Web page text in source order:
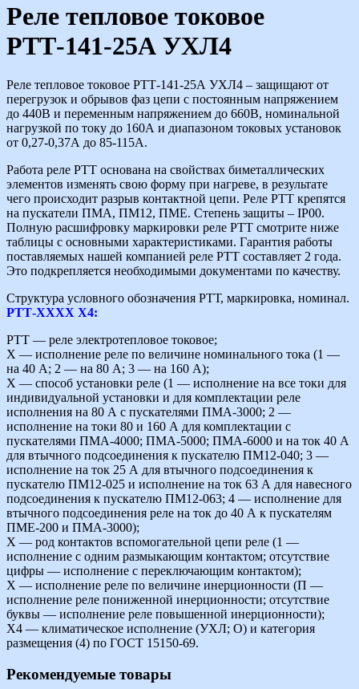
Реле тепловое токовое
РТТ-141-25А УХЛ4
Реле тепловое токовое РТТ-141-25А УХЛ4 – защищают от
перегрузок и обрывов фаз цепи c постоянным напряжением
до 440В и переменным напряжением до 660В, номинальной
нагрузкой по току до 160А и диапазоном токовых установок
от 0,27-0,37А до 85-115А.
Работа реле РТТ основана на свойствах биметаллических
элементов изменять свою форму при нагреве, в результате
чего происходит разрыв контактной цепи. Реле РТТ крепятся
на пускатели ПМА, ПМ12, ПМЕ. Степень защиты – IP00.
Полную расшифровку маркировки реле РТТ смотрите ниже
таблицы с основными характеристиками. Гарантия работы
поставляемых нашей компанией реле РТТ составляет 2 года.
Это подкрепляется необходимыми документами по качеству.
Структура условного обозначения РТТ, маркировка, номинал.
РТТ-ХХХХ Х4:
РТТ — реле электротепловое токовое;
Х — исполнение реле по величине номинального тока (1 —
на 40 А; 2 — на 80 А; 3 — на 160 А);
Х — способ установки реле (1 — исполнение на все токи для
индивидуальной установки и для комплектации реле
исполнения на 80 А с пускателями ПМА-3000; 2 —
исполнение на токи 80 и 160 А для комплектации с
пускателями ПМА-4000; ПМА-5000; ПМА-6000 и на ток 40 А
для втычного подсоединения к пускателю ПМ12-040; 3 —
исполнение на ток 25 А для втычного подсоединения к
пускателю ПМ12-025 и исполнение на ток 63 А для навесного
подсоединения к пускателю ПМ12-063; 4 — исполнение для
втычного подсоединения реле на ток до 40 А к пускателям
ПМЕ-200 и ПМА-3000);
Х — род контактов вспомогательной цепи реле (1 —
исполнение с одним размыкающим контактом; отсутствие
цифры — исполнение с переключающим контактом);
Х — исполнение реле по величине инерционности (П —
исполнение реле пониженной инерционности; отсутствие
буквы — исполнение реле повышенной инерционности);
Х4 — климатическое исполнение (УХЛ; О) и категория
размещения (4) по ГОСТ 15150-69.
Рекомендуемые товары